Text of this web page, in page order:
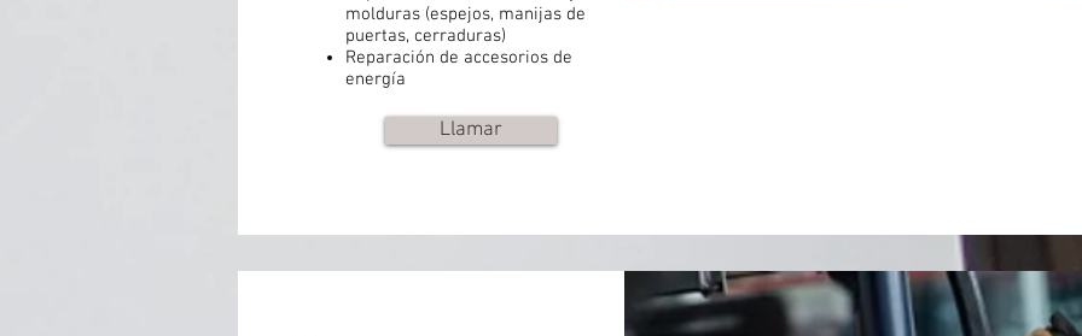
molduras (espejos, manijas de
puertas, cerraduras)
Reparación de accesorios de
energía
Llamar